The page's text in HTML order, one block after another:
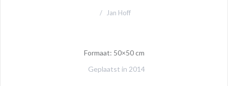
Jan Hoff
Formaat: 50×50 cm
Geplaatst in 2014